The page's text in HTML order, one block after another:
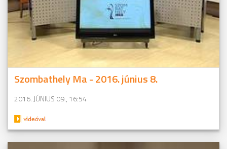
Szombathely Ma - 2016. június 8.
2016. JÚNIUS 09., 16:54